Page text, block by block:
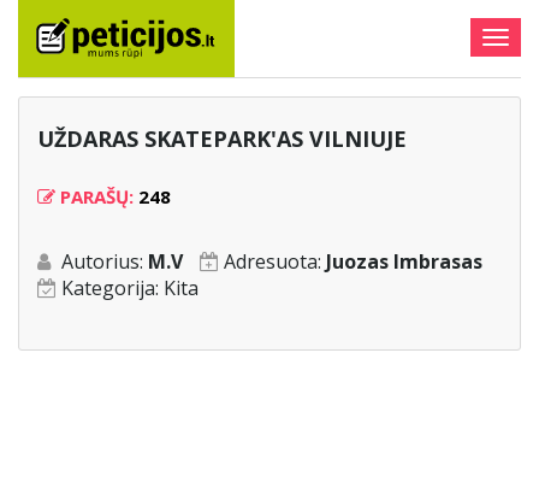
UŽDARAS SKATEPARK'AS VILNIUJE
PARAŠŲ: 248
Autorius: M.V Adresuota: Juozas Imbrasas
Kategorija: Kita